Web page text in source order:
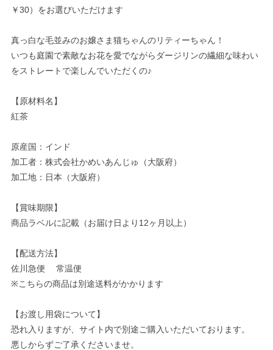
￥30）をお選びいただけます
真っ白な毛並みのお嬢さま猫ちゃんのリティーちゃん！
いつも庭園で素敵なお花を愛でながらダージリンの繊細な味わい
をストレートで楽しんでいただくの♪
【原材料名】
紅茶
原産国：インド
加工者：株式会社かめいあんじゅ（大阪府）
加工地：日本（大阪府）
【賞味期限】
商品ラベルに記載（お届け日より12ヶ月以上）
【配送方法】
佐川急便 常温便
※こちらの商品は別途送料がかかります
【お渡し用袋について】
恐れ入りますが、サイト内で別途ご購入いただいております。
悪しからずご了承くださいませ。